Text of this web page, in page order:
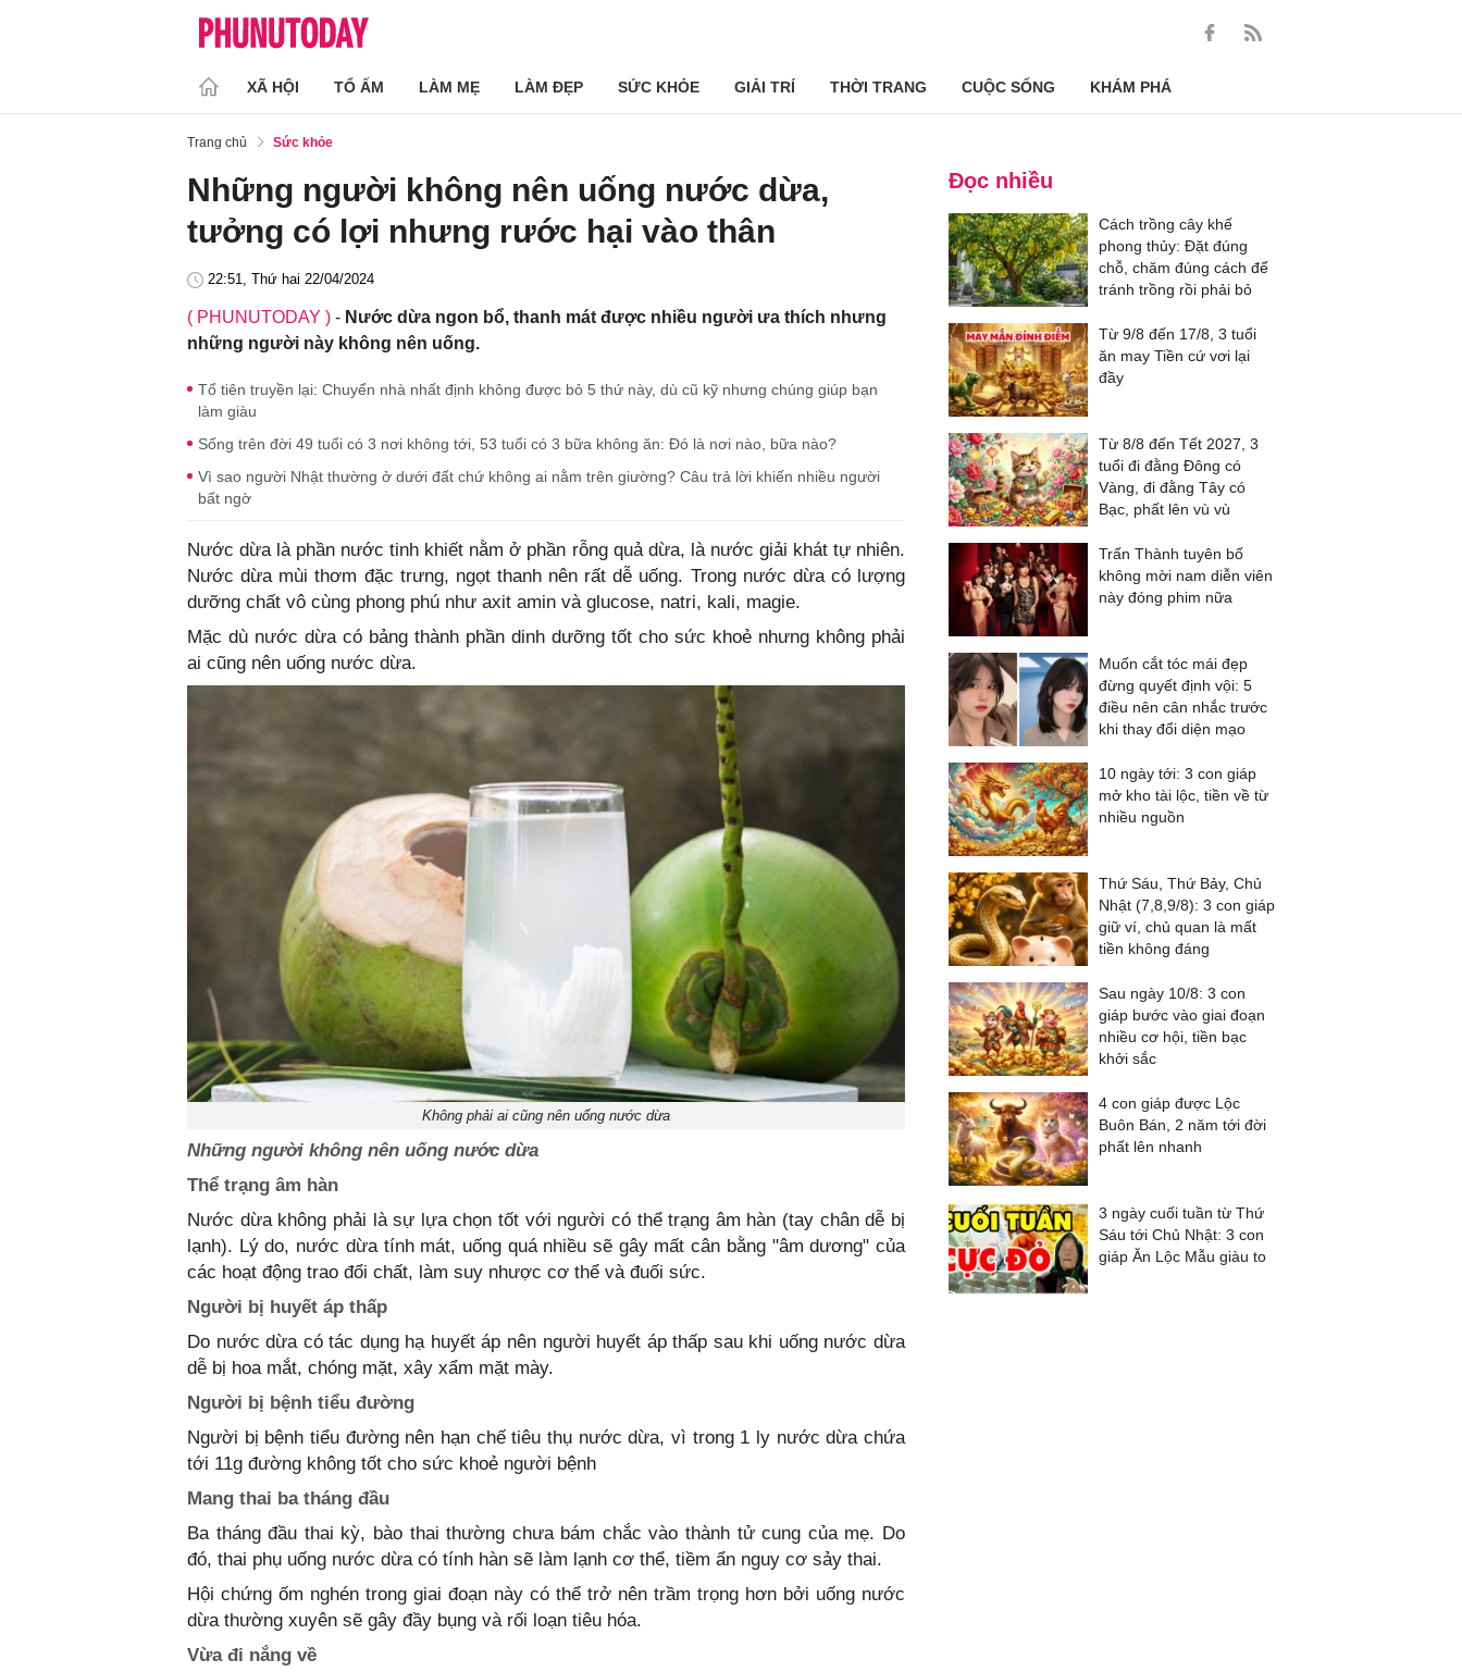
XÃ HỘI TỔ ẤM LÀM MẸ LÀM ĐẸP SỨC KHỎE GIẢI TRÍ THỜI TRANG CUỘC SỐNG KHÁM PHÁ
Trang chủ Sức khỏe
Những người không nên uống nước dừa,
tưởng có lợi nhưng rước hại vào thân
22:51, Thứ hai 22/04/2024
( PHUNUTODAY ) - Nước dừa ngon bổ, thanh mát được nhiều người ưa thích nhưng
những người này không nên uống.
Tổ tiên truyền lại: Chuyển nhà nhất định không được bỏ 5 thứ này, dù cũ kỹ nhưng chúng giúp bạn
làm giàu
Sống trên đời 49 tuổi có 3 nơi không tới, 53 tuổi có 3 bữa không ăn: Đó là nơi nào, bữa nào?
Vì sao người Nhật thường ở dưới đất chứ không ai nằm trên giường? Câu trả lời khiến nhiều người
bất ngờ
Nước dừa là phần nước tinh khiết nằm ở phần rỗng quả dừa, là nước giải khát tự nhiên.
Nước dừa mùi thơm đặc trưng, ngọt thanh nên rất dễ uống. Trong nước dừa có lượng
dưỡng chất vô cùng phong phú như axit amin và glucose, natri, kali, magie.
Mặc dù nước dừa có bảng thành phần dinh dưỡng tốt cho sức khoẻ nhưng không phải
ai cũng nên uống nước dừa.
Không phải ai cũng nên uống nước dừa
Những người không nên uống nước dừa
Thể trạng âm hàn
Nước dừa không phải là sự lựa chọn tốt với người có thể trạng âm hàn (tay chân dễ bị
lạnh). Lý do, nước dừa tính mát, uống quá nhiều sẽ gây mất cân bằng "âm dương" của
các hoạt động trao đổi chất, làm suy nhược cơ thể và đuối sức.
Người bị huyết áp thấp
Do nước dừa có tác dụng hạ huyết áp nên người huyết áp thấp sau khi uống nước dừa
dễ bị hoa mắt, chóng mặt, xây xẩm mặt mày.
Người bị bệnh tiểu đường
Người bị bệnh tiểu đường nên hạn chế tiêu thụ nước dừa, vì trong 1 ly nước dừa chứa
tới 11g đường không tốt cho sức khoẻ người bệnh
Mang thai ba tháng đầu
Ba tháng đầu thai kỳ, bào thai thường chưa bám chắc vào thành tử cung của mẹ. Do
đó, thai phụ uống nước dừa có tính hàn sẽ làm lạnh cơ thể, tiềm ẩn nguy cơ sảy thai.
Hội chứng ốm nghén trong giai đoạn này có thể trở nên trầm trọng hơn bởi uống nước
dừa thường xuyên sẽ gây đầy bụng và rối loạn tiêu hóa.
Vừa đi nắng về
Đọc nhiều
Cách trồng cây khế
phong thủy: Đặt đúng
chỗ, chăm đúng cách để
tránh trồng rồi phải bỏ
Từ 9/8 đến 17/8, 3 tuổi
ăn may Tiền cứ vơi lại
đầy
Từ 8/8 đến Tết 2027, 3
tuổi đi đằng Đông có
Vàng, đi đằng Tây có
Bạc, phất lên vù vù
Trấn Thành tuyên bố
không mời nam diễn viên
này đóng phim nữa
Muốn cắt tóc mái đẹp
đừng quyết định vội: 5
điều nên cân nhắc trước
khi thay đổi diện mạo
10 ngày tới: 3 con giáp
mở kho tài lộc, tiền về từ
nhiều nguồn
Thứ Sáu, Thứ Bảy, Chủ
Nhật (7,8,9/8): 3 con giáp
giữ ví, chủ quan là mất
tiền không đáng
Sau ngày 10/8: 3 con
giáp bước vào giai đoạn
nhiều cơ hội, tiền bạc
khởi sắc
4 con giáp được Lộc
Buôn Bán, 2 năm tới đời
phất lên nhanh
3 ngày cuối tuần từ Thứ
Sáu tới Chủ Nhật: 3 con
giáp Ăn Lộc Mẫu giàu to